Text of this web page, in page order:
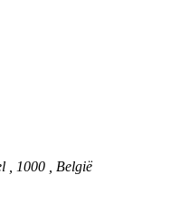
1000
België